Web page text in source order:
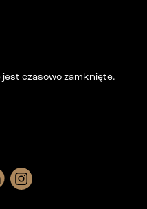
czasowo zamknięte.